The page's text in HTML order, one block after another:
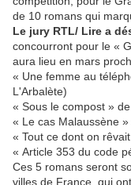
de 10 romans qui
Le jury RTL/ Lire a
concourront pour le «
aura lieu en mars
« Une femme au
L'Arbalète)
« Sous le compost »
« Le cas Malaussène
« Tout ce dont on
« Article 353 du code
Ces 5 romans seront
villes de France, qui